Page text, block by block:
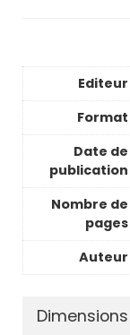
Editeur
Format
Date de
publication
Nombre de
pages
Auteur
Dimensions